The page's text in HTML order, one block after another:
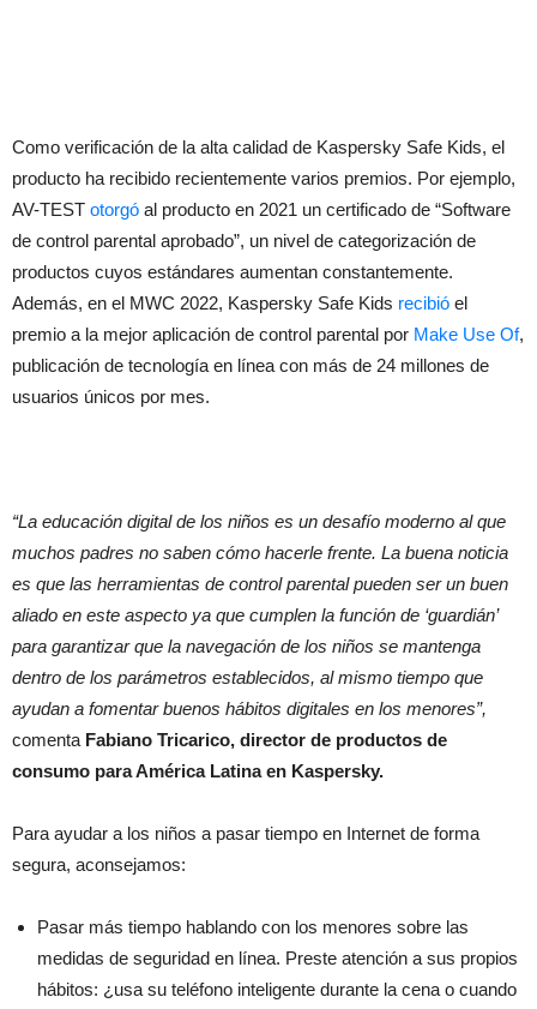
Como verificación de la alta calidad de Kaspersky Safe Kids, el
producto ha recibido recientemente varios premios. Por ejemplo,
AV-TEST otorgó al producto en 2021 un certificado de “Software
de control parental aprobado”, un nivel de categorización de
productos cuyos estándares aumentan constantemente.
Además, en el MWC 2022, Kaspersky Safe Kids recibió el
premio a la mejor aplicación de control parental por Make Use Of,
publicación de tecnología en línea con más de 24 millones de
usuarios únicos por mes.
“La educación digital de los niños es un desafío moderno al que
muchos padres no saben cómo hacerle frente. La buena noticia
es que las herramientas de control parental pueden ser un buen
aliado en este aspecto ya que cumplen la función de ‘guardián’
para garantizar que la navegación de los niños se mantenga
dentro de los parámetros establecidos, al mismo tiempo que
ayudan a fomentar buenos hábitos digitales en los menores”,
comenta Fabiano Tricarico, director de productos de
consumo para América Latina en Kaspersky.
Para ayudar a los niños a pasar tiempo en Internet de forma
segura, aconsejamos:
Pasar más tiempo hablando con los menores sobre las
medidas de seguridad en línea. Preste atención a sus propios
hábitos: ¿usa su teléfono inteligente durante la cena o cuando